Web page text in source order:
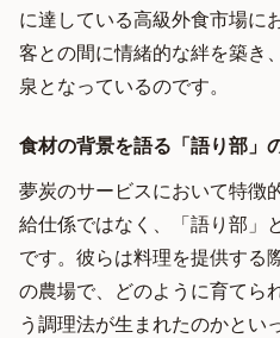
に達している高級外食市場に
客との間に情緒的な絆を築き
泉となっているのです。
食材の背景を語る「語り部」
夢炭のサービスにおいて特徴
給仕係ではなく、「語り部」
です。彼らは料理を提供する
の農場で、どのように育てら
う調理法が生まれたのかとい